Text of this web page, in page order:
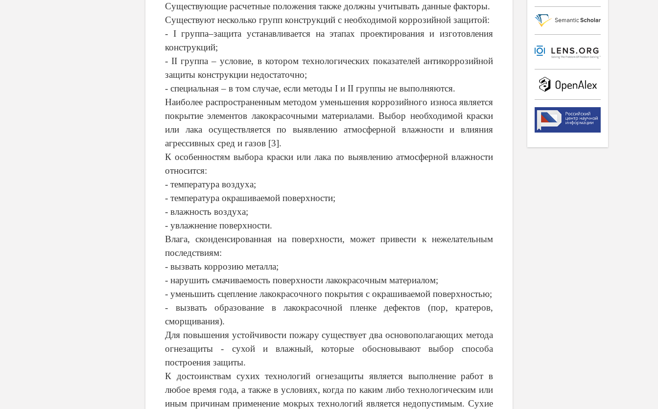
Существующие расчетные положения также должны учитывать данные факторы.
Существуют несколько групп конструкций с необходимой коррозийной защитой:
- I группа–защита устанавливается на этапах проектирования и изготовления
конструкций;
- II группа – условие, в котором технологических показателей антикоррозийной
защиты конструкции недостаточно;
- специальная – в том случае, если методы I и II группы не выполняются.
Наиболее распространенным методом уменьшения коррозийного износа является
покрытие элементов лакокрасочными материалами. Выбор необходимой краски
или лака осуществляется по выявлению атмосферной влажности и влияния
агрессивных сред и газов [3].
К особенностям выбора краски или лака по выявлению атмосферной влажности
относится:
- температура воздуха;
- температура окрашиваемой поверхности;
- влажность воздуха;
- увлажнение поверхности.
Влага, сконденсированная на поверхности, может привести к нежелательным
последствиям:
- вызвать коррозию металла;
- нарушить смачиваемость поверхности лакокрасочным материалом;
- уменьшить сцепление лакокрасочного покрытия с окрашиваемой поверхностью;
- вызвать образование в лакокрасочной пленке дефектов (пор, кратеров,
сморщивания).
Для повышения устойчивости пожару существует два основополагающих метода
огнезащиты - сухой и влажный, которые обосновывают выбор способа
построения защиты.
К достоинствам сухих технологий огнезащиты является выполнение работ в
любое время года, а также в условиях, когда по каким либо технологическим или
иным причинам применение мокрых технологий является недопустимым. Сухие